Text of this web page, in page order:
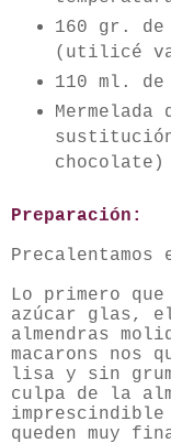
160 gr. de
(utilicé
110 ml.
Mermelada
chocolate)
Preparación:
Precalentamos
Lo primero
azúcar glas,
almendras
macarons nos
lisa y sin
culpa de la
imprescindible
queden muy